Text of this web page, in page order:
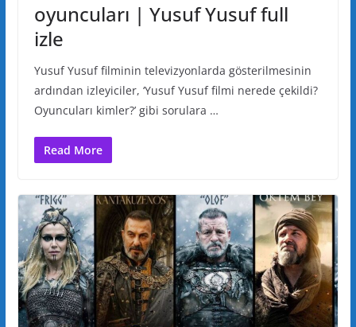
oyuncuları | Yusuf Yusuf full
izle
Yusuf Yusuf filminin televizyonlarda gösterilmesinin
ardından izleyiciler, ‘Yusuf Yusuf filmi nerede çekildi?
Oyuncuları kimler?’ gibi sorulara …
Read More